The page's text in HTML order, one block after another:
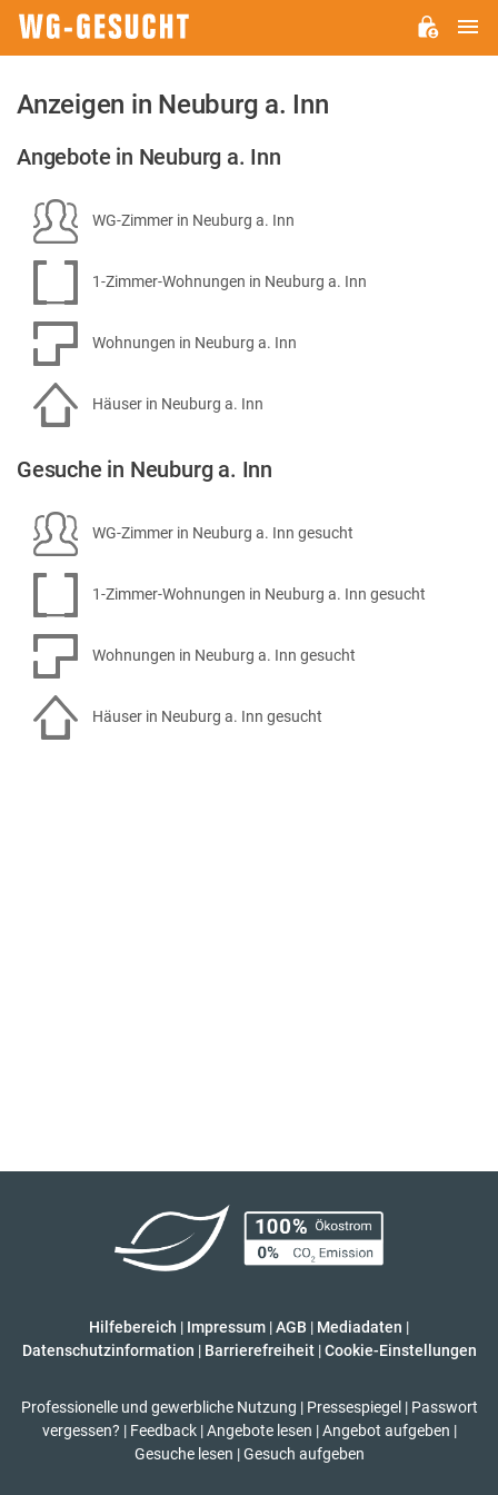
Anzeigen in Neuburg a. Inn
Angebote in Neuburg a. Inn
WG-Zimmer in Neuburg a. Inn
1-Zimmer-Wohnungen in Neuburg a. Inn
Wohnungen in Neuburg a. Inn
Häuser in Neuburg a. Inn
Gesuche in Neuburg a. Inn
WG-Zimmer in Neuburg a. Inn gesucht
1-Zimmer-Wohnungen in Neuburg a. Inn gesucht
Wohnungen in Neuburg a. Inn gesucht
Häuser in Neuburg a. Inn gesucht
Hilfebereich | Impressum |AGB | Mediadaten |
Datenschutzinformation | Barrierefreiheit | Cookie-Einstellungen
Professionelle und gewerbliche Nutzung | Pressespiegel | Passwort
vergessen? | Feedback | Angebote lesen | Angebot aufgeben |
Gesuche lesen | Gesuch aufgeben